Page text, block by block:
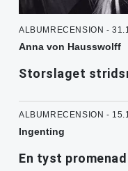
ALBUMRECENSION -
Anna von Hausswolff
Storslaget
ALBUMRECENSION -
Ingenting
En tyst